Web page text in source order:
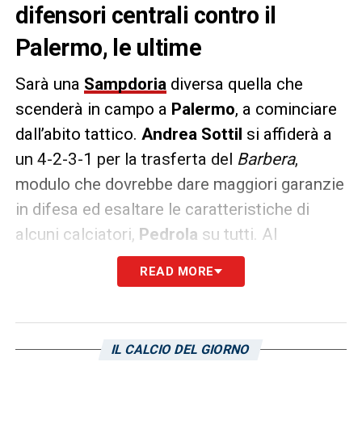
difensori centrali contro il
Palermo, le ultime
Sarà una Sampdoria diversa quella che
scenderà in campo a Palermo, a cominciare
dall’abito tattico. Andrea Sottil si affiderà a
un 4-2-3-1 per la trasferta del Barbera,
modulo che dovrebbe dare maggiori garanzie
in difesa ed esaltare le caratteristiche di
alcuni calciatori, Pedrola su tutti. Al
contempo, però, renderà necessario
sacrificare uno dei tre difensori centrali
Secondo quanto riportato daIl Secolo XIX,
READ MORE
IL CALCIO DEL GIORNO